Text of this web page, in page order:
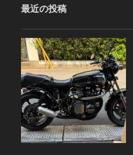
最近の投稿